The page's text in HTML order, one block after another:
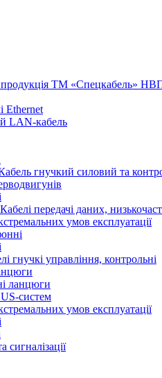
продукція ТМ «Спецкабель»
Ethernet
LAN-кабель
гнучкий силовий та
передачі даних,
умов експлуатації
гнучкі управління, контрольні
ланцюги
систем
умов експлуатації
сигналізації